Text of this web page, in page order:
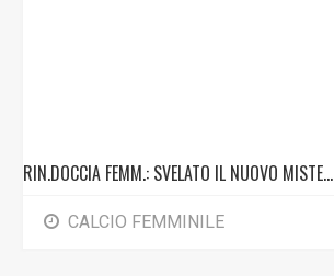
RIN.DOCCIA FEMM.: SVELATO IL NUOVO MISTE...
CALCIO FEMMINILE